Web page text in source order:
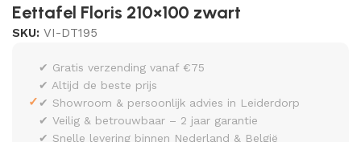
Eettafel Floris 210×100 zwart
SKU: VI-DT195
✓
✔ Gratis verzending vanaf €75
✔ Altijd de beste prijs
✔ Showroom & persoonlijk advies in Leiderdorp
✔ Veilig & betrouwbaar – 2 jaar garantie
✔ Snelle levering binnen Nederland & België